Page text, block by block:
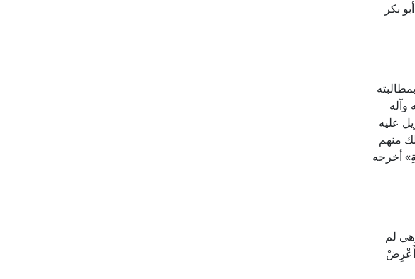
بكر
وآله
عليه
منهم
أخرجه
لم